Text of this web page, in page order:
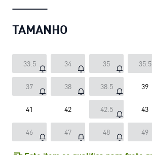
TAMANHO
33.5 34 35 35.5
37 38 38.5 39
41 42 42.5 43
46 47 48 49